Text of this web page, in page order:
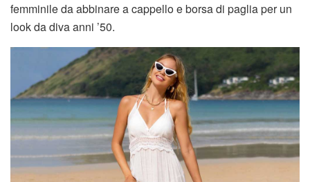
femminile da abbinare a cappello e borsa di paglia per un
look da diva anni ’50.